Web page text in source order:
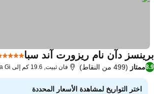
برينسز دآن نام ريزورت آند سبا5 عدد النجوم
8.9ممتاز (499 من النقاط) فان ثييت, 19.6 كم إلى La Gi
اختر التواريخ لمشاهدة الأسعار المحددة